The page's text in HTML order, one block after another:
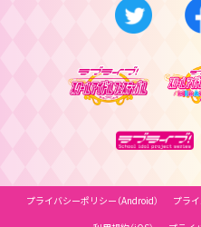
プライバシーポリシー（Android） プライ